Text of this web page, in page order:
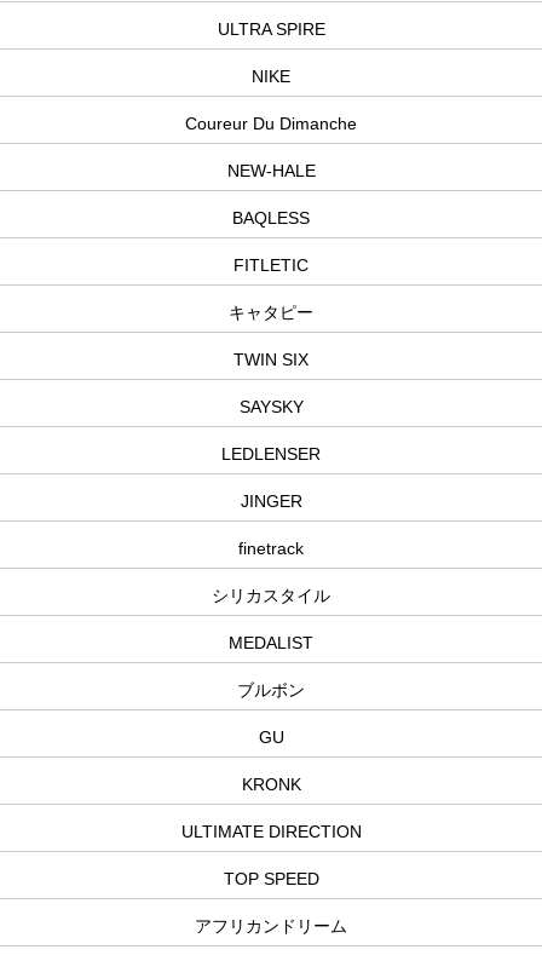
ULTRA SPIRE
NIKE
Coureur Du Dimanche
NEW-HALE
BAQLESS
FITLETIC
キャタピー
TWIN SIX
SAYSKY
LEDLENSER
JINGER
finetrack
シリカスタイル
MEDALIST
ブルボン
GU
KRONK
ULTIMATE DIRECTION
TOP SPEED
アフリカンドリーム